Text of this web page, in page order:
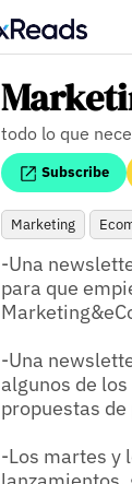
todo lo que
Subscribe
Marketing
-Una
para que
-Una
algunos de
propuestas
-Los martes y